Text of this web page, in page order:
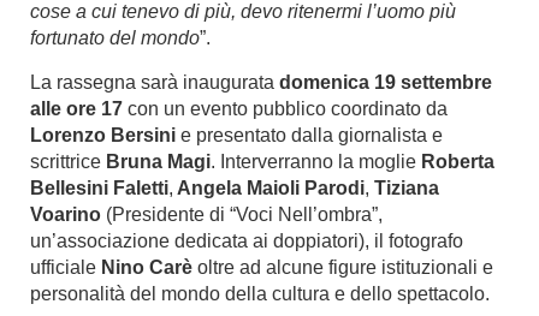
cose a cui tenevo di più, devo ritenermi l’uomo più
fortunato del mondo”.
La rassegna sarà inaugurata domenica 19 settembre
alle ore 17 con un evento pubblico coordinato da
Lorenzo Bersini e presentato dalla giornalista e
scrittrice Bruna Magi. Interverranno la moglie Roberta
Bellesini Faletti, Angela Maioli Parodi, Tiziana
Voarino (Presidente di “Voci Nell’ombra”,
un’associazione dedicata ai doppiatori), il fotografo
ufficiale Nino Carè oltre ad alcune figure istituzionali e
personalità del mondo della cultura e dello spettacolo.